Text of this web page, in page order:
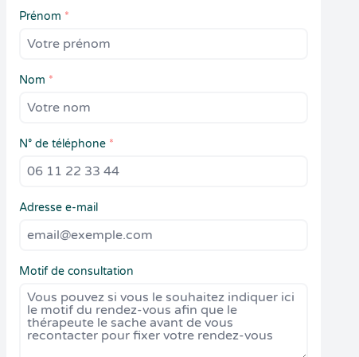
Prénom *
Nom *
N° de téléphone *
Adresse e-mail
Motif de consultation